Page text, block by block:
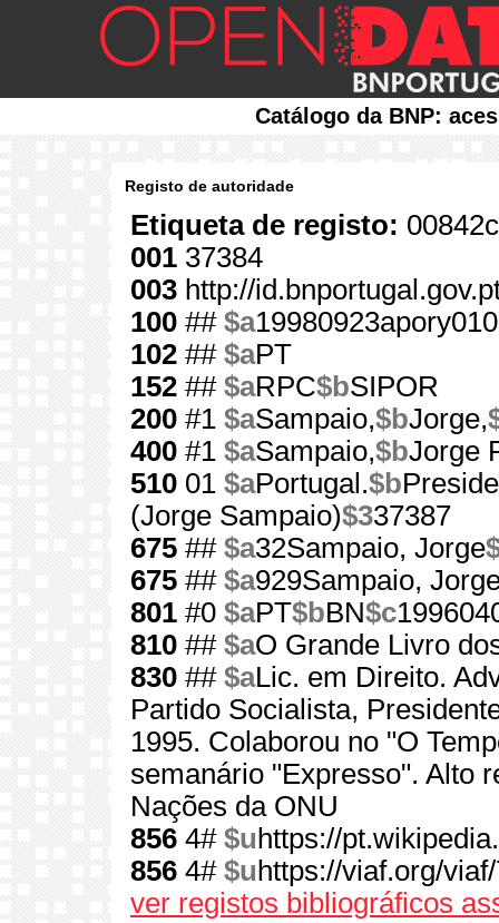
Catálogo da BNP:
Registo de autoridade
Etiqueta de registo:
001 37384
003 http://
100 ## $a
102 ## $aPT
152 ## $aRPC$bSIPOR
200 #1 $aSampaio,$bJorge,
400 #1 $aSampaio,$bJorge
510 01 $aPortugal.$b
(Jorge Sampaio)$337387
675 ## $a32Sampaio, Jorge
675 ## $a929Sampaio,
801 #0 $aPT$bBN$c
810 ## $aO Grande Livro
830 ## $aLic. em Direito.
Partido Socialista,
1995. Colaborou no "O
semanário "Expresso". Alto
Nações da ONU
856 4# $u https://
856 4# $u https://viaf.org/
ver registos bibliográficos